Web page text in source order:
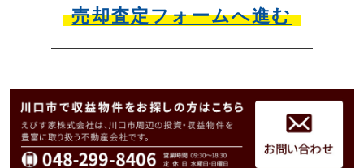
売却査定フォームへ進む